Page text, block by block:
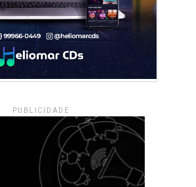
PUBLICIDADE